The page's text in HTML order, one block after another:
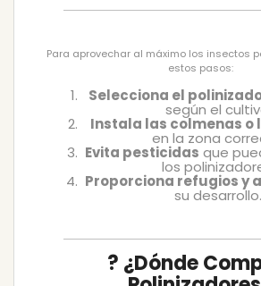
Para aprovechar al máximo los insectos
estos pasos:
Selecciona el
según el
Instala las colmenas o
en la zona
Evita pesticidas que
los
Proporciona refugios y
su desarrollo.
? ¿Dónde